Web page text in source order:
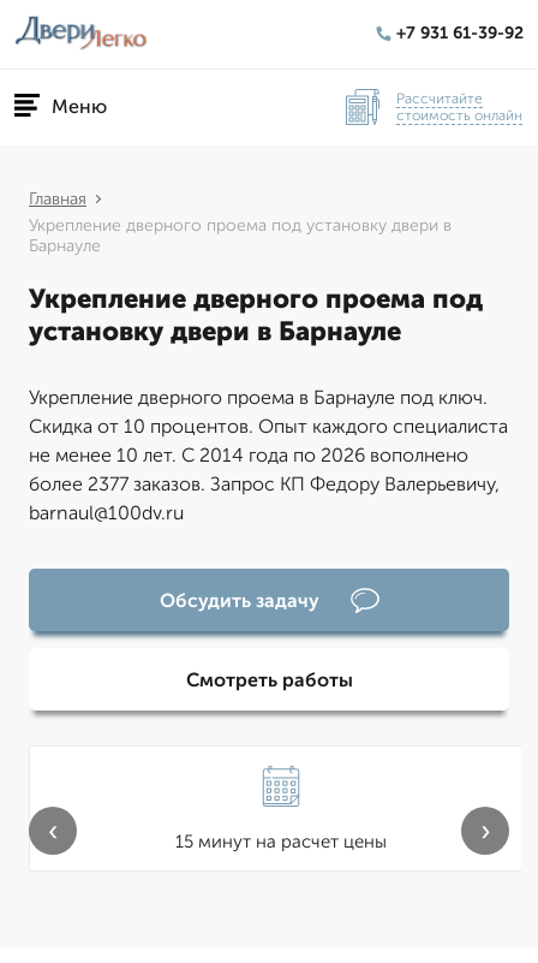
+7 931 61-39-92
Меню
Рассчитайте
стоимость онлайн
Главная
Укрепление дверного проема под установку двери в
Барнауле
Укрепление дверного проема под
установку двери в Барнауле
Укрепление дверного проема в Барнауле под ключ.
Скидка от 10 процентов. Опыт каждого специалиста
не менее 10 лет. С 2014 года по 2026 вополнено
более 2377 заказов. Запрос КП Федору Валерьевичу,
barnaul@100dv.ru
Обсудить задачу
Смотреть работы
15 минут на расчет цены
‹ ›